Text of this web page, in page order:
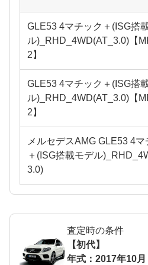
GLE53 4マチック＋(ISG搭
ル)_RHD_4WD(AT_3.0)【
2】
GLE53 4マチック＋(ISG搭
ル)_RHD_4WD(AT_3.0)【
2】
メルセデスAMG GLE53 4マ
＋(ISG搭載モデル
3.0)
査定時の条件
【初代】
年式：2017年10月